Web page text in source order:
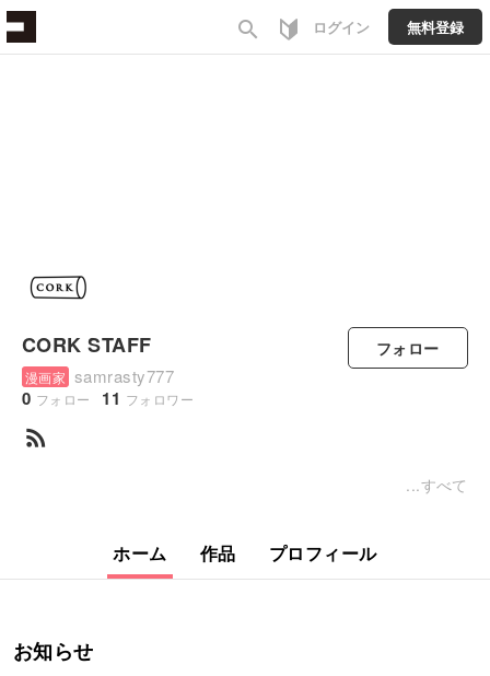
search ログイン 無料登録
CORK STAFF
漫画家 samrasty777
0 フォロー 11 フォロワー
フォロー
rss_feed
すべて
ホーム 作品 プロフィール
お知らせ